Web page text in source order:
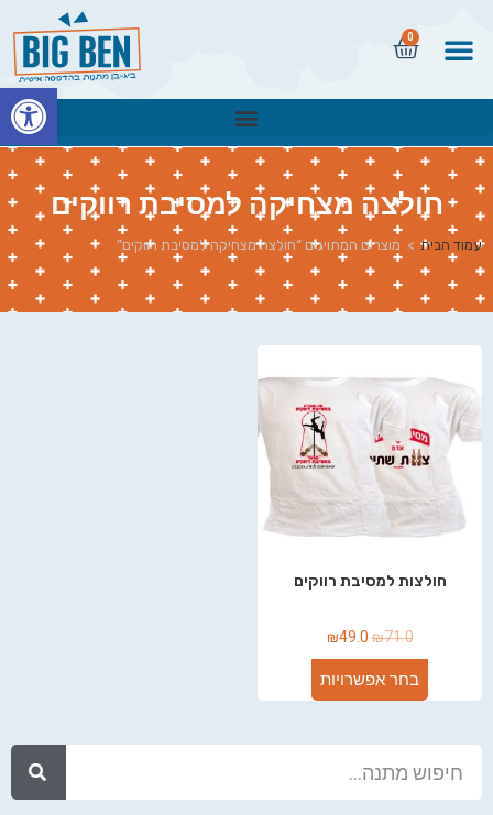
0
חולצה מצחיקה למסיבת רווקים
עמוד הבית > מוצרים המתויגים “חולצה מצחיקה למסיבת רווקים”
חולצות למסיבת רווקים
₪71.0
₪49.0
בחר אפשרויות